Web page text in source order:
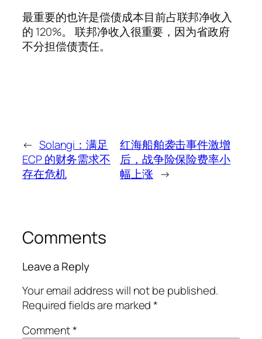
最重要的也许是偿债成本目前占联邦净收入
的 120%。 联邦净收入很重要，因为省政府
不分担偿债责任。
← Solangi：满足
ECP 的财务需求不
存在危机
红海船舶袭击事件激增
后，战争险保险费率小
幅上涨 →
Comments
Leave a Reply
Your email address will not be published.
Required fields are marked*
Comment*